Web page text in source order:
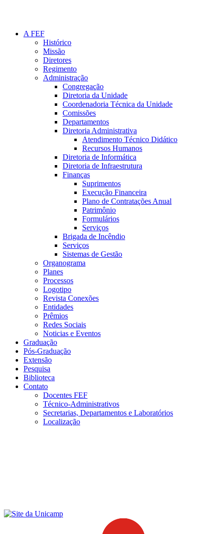
A FEF
Histórico
Missão
Diretores
Regimento
Administração
Congregação
Diretoria da Unidade
Coordenadoria Técnica da Unidade
Comissões
Departamentos
Diretoria Administrativa
Atendimento Técnico Didático
Recursos Humanos
Diretoria de Informática
Diretoria de Infraestrutura
Finanças
Suprimentos
Execução Financeira
Plano de Contratações Anual
Patrimônio
Formulários
Serviços
Brigada de Incêndio
Serviços
Sistemas de Gestão
Organograma
Planes
Processos
Logotipo
Revista Conexões
Entidades
Prêmios
Redes Sociais
Noticias e Eventos
Graduação
Pós-Graduação
Extensão
Pesquisa
Biblioteca
Contato
Docentes FEF
Técnico-Administrativos
Secretarias, Departamentos e Laboratórios
Localização